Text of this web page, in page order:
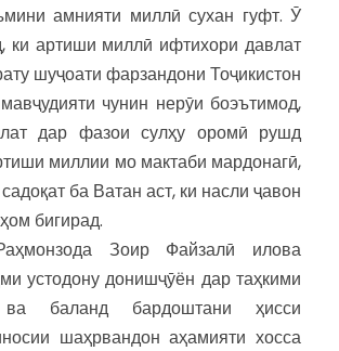
амнияти миллӣ сухан гуфт. Ӯ
ки артиши миллӣ ифтихори давлат
шуҷоати фарзандони Тоҷикистон
чунин нерӯи боэътимод,
дар фазои сулҳу оромӣ рушд
миллии мо мактаби мардонагӣ,
ба Ватан аст, ки насли ҷавон
бигирад.
Зоир Файзалӣ илова
устодону донишҷӯён дар таҳкими
ва баланд бардоштани ҳисси
шаҳрвандон аҳамияти хосса